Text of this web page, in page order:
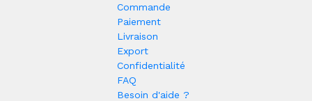
Commande
Paiement
Livraison
Export
Confidentialité
FAQ
Besoin d'aide ?